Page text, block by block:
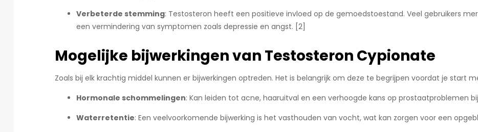
Verbeterde stemming: Testosteron heeft een positieve invloed op de gemoedstoestand. Veel gebruikers
een vermindering van symptomen zoals depressie en angst. [2]
Mogelijke bijwerkingen van Testosteron Cypionate
Zoals bij elk krachtig middel kunnen er bijwerkingen optreden. Het is belangrijk om deze te begrijpen voordat je start
Hormonale schommelingen: Kan leiden tot acne, haaruitval en een verhoogde kans op prostaatproblemen
Waterretentie: Een veelvoorkomende bijwerking is het vasthouden van vocht, wat kan zorgen voor een